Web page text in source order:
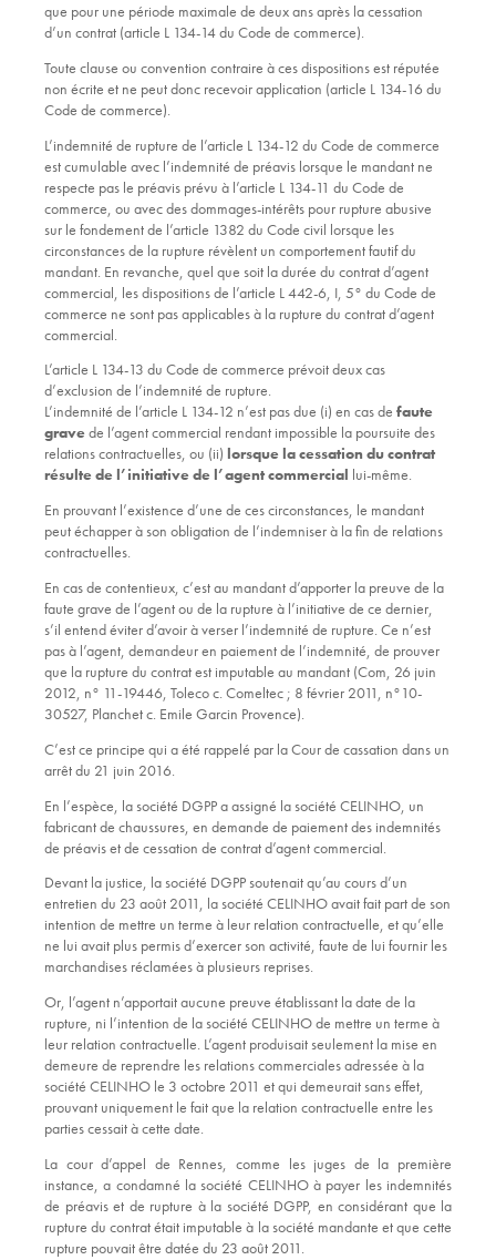
que pour une période maximale de deux ans après la cessation
d’un contrat (article L 134-14 du Code de commerce).
Toute clause ou convention contraire à ces dispositions est réputée
non écrite et ne peut donc recevoir application (article L 134-16 du
Code de commerce).
L’indemnité de rupture de l’article L 134-12 du Code de commerce
est cumulable avec l’indemnité de préavis lorsque le mandant ne
respecte pas le préavis prévu à l’article L 134-11 du Code de
commerce, ou avec des dommages-intérêts pour rupture abusive
sur le fondement de l’article 1382 du Code civil lorsque les
circonstances de la rupture révèlent un comportement fautif du
mandant. En revanche, quel que soit la durée du contrat d’agent
commercial, les dispositions de l’article L 442-6, I, 5° du Code de
commerce ne sont pas applicables à la rupture du contrat d’agent
commercial.
L’article L 134-13 du Code de commerce prévoit deux cas
d’exclusion de l’indemnité de rupture.
L’indemnité de l’article L 134-12 n’est pas due (i) en cas de faute
gravede l’agent commercial rendant impossible la poursuite des
relations contractuelles, ou (ii) lorsque la cessation du contrat
résulte de l’initiative de l’agent commercial lui-même.
En prouvant l’existence d’une de ces circonstances, le mandant
peut échapper à son obligation de l’indemniser à la fin de relations
contractuelles.
En cas de contentieux, c’est au mandant d’apporter la preuve de la
faute grave de l’agent ou de la rupture à l’initiative de ce dernier,
s’il entend éviter d’avoir à verser l’indemnité de rupture. Ce n’est
pas à l’agent, demandeur en paiement de l’indemnité, de prouver
que la rupture du contrat est imputable au mandant (Com, 26 juin
2012, n° 11-19446, Toleco c. Comeltec ; 8 février 2011, n°10-
30527, Planchet c. Emile Garcin Provence).
C’est ce principe qui a été rappelé par la Cour de cassation dans un
arrêt du 21 juin 2016.
En l’espèce, la société DGPP a assigné la société CELINHO, un
fabricant de chaussures, en demande de paiement des indemnités
de préavis et de cessation de contrat d’agent commercial.
Devant la justice, la société DGPP soutenait qu’au cours d’un
entretien du 23 août 2011, la société CELINHO avait fait part de son
intention de mettre un terme à leur relation contractuelle, et qu’elle
ne lui avait plus permis d’exercer son activité, faute de lui fournir les
marchandises réclamées à plusieurs reprises.
Or, l’agent n’apportait aucune preuve établissant la date de la
rupture, ni l’intention de la société CELINHO de mettre un terme à
leur relation contractuelle. L’agent produisait seulement la mise en
demeure de reprendre les relations commerciales adressée à la
société CELINHO le 3 octobre 2011 et qui demeurait sans effet,
prouvant uniquement le fait que la relation contractuelle entre les
parties cessait à cette date.
La cour d’appel de Rennes, comme les juges de la première
instance, a condamné la société CELINHO à payer les indemnités
de préavis et de rupture à la société DGPP, en considérant que la
rupture du contrat était imputable à la société mandante et que cette
rupture pouvait être datée du 23 août 2011.